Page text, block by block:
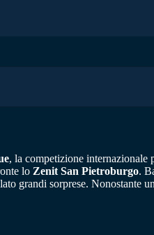
, la competizione internazionale
lo Zenit San Pietroburgo.
grandi sorprese.